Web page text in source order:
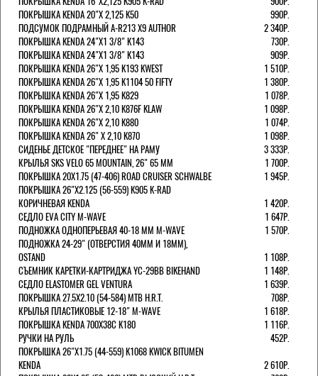
ПОКРЫШКА KENDA 20"Х 2,125 K50
990Р.
ПОДСУМОК ПОДРАМНЫЙ A-R213 X9 AUTHOR
2 340Р.
ПОКРЫШКА KENDA 24"Х1 3/8" K143
730Р.
ПОКРЫШКА KENDA 24"Х1 3/8" K143
909Р.
ПОКРЫШКА KENDA 26"Х 1,95 K193 KWEST
1 510Р.
ПОКРЫШКА KENDA 26"Х 1,95 K1104 50 FIFTY
1 380Р.
ПОКРЫШКА KENDA 26"Х 1,95 K829
1 078Р.
ПОКРЫШКА KENDA 26"Х 2,10 K876F KLAW
1 098Р.
ПОКРЫШКА KENDA 26"Х 2,10 K880
1 074Р.
ПОКРЫШКА KENDA 26" Х 2,10 K870
1 098Р.
СИДЕНЬЕ ДЕТСКОЕ "ПЕРЕДНЕЕ" НА РАМУ
3 333Р.
КРЫЛЬЯ SKS VELO 65 MOUNTAIN, 26" 65 ММ
1 700Р.
ПОКРЫШКА 20X1.75 (47-406) ROAD CRUISER SCHWALBE
1 945Р.
ПОКРЫШКА 26"Х2.125 (56-559) K905 K-RAD
КОРИЧНЕВАЯ KENDA
1 420Р.
СЕДЛО EVA CITY M-WAVE
1 647Р.
ПОДНОЖКА ОДНОПЕРЬЕВАЯ 40-18 ММ M-WAVE
1 570Р.
ПОДНОЖКА 24-29" (ОТВЕРСТИЯ 40ММ И 18ММ),
OSTAND
1 108Р.
СЪЕМНИК КАРЕТКИ-КАРТРИДЖА YC-29BB BIKEHAND
1 148Р.
СЕДЛО ELASTOMER GEL VENTURA
1 639Р.
ПОКРЫШКА 27.5X2.10 (54-584) MTB H.R.T.
708Р.
КРЫЛЬЯ ПЛАСТИКОВЫЕ 12-18" M-WAVE
1 618Р.
ПОКРЫШКА KENDA 700Х38С K180
1 116Р.
РУЧКИ НА РУЛЬ
452Р.
ПОКРЫШКА 26"Х1.75 (44-559) K1068 KWICK BITUMEN
KENDA
2 610Р.